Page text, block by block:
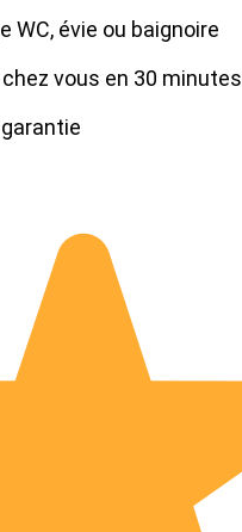
WC, évie ou baignoire
vous en 30 minutes